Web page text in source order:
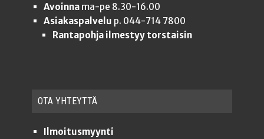
Avoinnama-pe 8.30-16.00
Asiakaspalvelu p. 044-714 7800
Rantapohja ilmestyy torstaisin
OTA YHTEYT­TÄ
Ilmoitusmyynti